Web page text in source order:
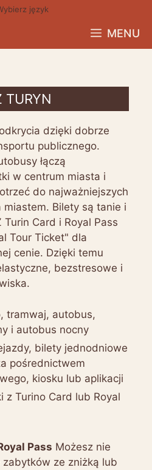
język
MENU
TURYN
dzięki dobrze
publicznego.
łączą
w centrum miasta i
do najważniejszych
Bilety są tanie i
Turin Card i Royal Pass
Tour Ticket" dla
cenie. Dzięki temu
bezstresowe i
tramwaj, autobus,
i autobus nocny
bilety jednodniowe
pośrednictwem
kiosku lub aplikacji
z Turino Card lub Royal
Pass Możesz nie
ze zniżką lub